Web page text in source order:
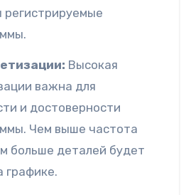
Высокая
важна для
и достоверности
Чем выше частота
больше деталей будет
графике.